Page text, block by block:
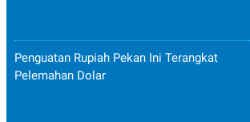
Penguatan Rupiah Pekan Ini Terangkat
Pelemahan Dolar